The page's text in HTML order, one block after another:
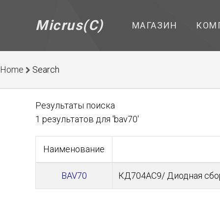
Micrus(C) МАГАЗИН
Home Search
Результаты поиска
1 результатов для 'bav70'
Наименование
BAV70 КД704АС9/ Диодная